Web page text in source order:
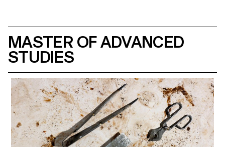
MASTER OF ADVANCED
STUDIES